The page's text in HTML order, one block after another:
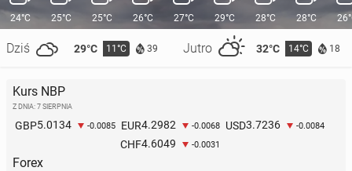
24°C
Dziś 29°C 11°C 39 Jutro 32°C 14°C 18
25°C 25°C 26°C 27°C 29°C 28°C 28°C
Kurs NBP
Z DNIA: 7 SIERPNIA
GBP5.0134 -0.0085 EUR4.2982 -0.0068 USD3.7236 -0.0084
CHF4.6049 -0.0031
Forex